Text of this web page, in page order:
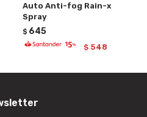
Auto Anti-fog Rain-x
Spray
$ 645
$ 548